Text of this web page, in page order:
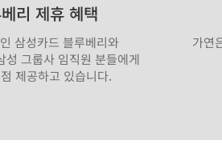
리 제휴 혜택
삼성카드 블루베리와
성 그룹사 임직원 분들에게
제공하고 있습니다.
가연